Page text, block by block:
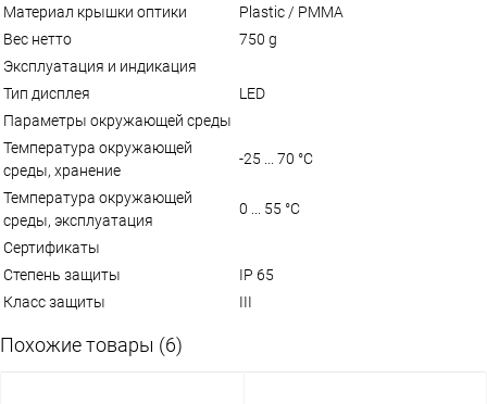
Материал крышки оптики
Plastic / PMMA
Вес нетто
750 g
Эксплуатация и индикация
Тип дисплея
LED
Параметры окружающей среды
Температура окружающей
среды, хранение
-25 ... 70 °C
Температура окружающей
среды, эксплуатация
0 ... 55 °C
Сертификаты
Степень защиты
IP 65
Класс защиты
III
Похожие товары (6)